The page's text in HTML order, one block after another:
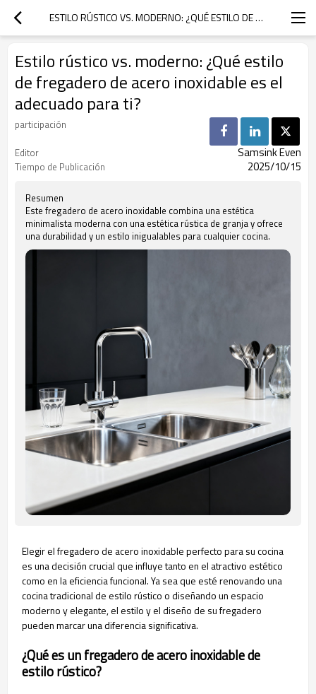
ESTILO RÚSTICO VS. MODERNO: ¿QUÉ ESTILO DE FREGADERO DE ACERO INOXIDABLE ES EL ADECUADO PARA TI?
Estilo rústico vs. moderno: ¿Qué estilo
de fregadero de acero inoxidable es el
adecuado para ti?
participación
Editor
Samsink Even
Tiempo de Publicación 2025/10/15
Resumen
Este fregadero de acero inoxidable combina una estética
minimalista moderna con una estética rústica de granja y ofrece
una durabilidad y un estilo inigualables para cualquier cocina.
Elegir el fregadero de acero inoxidable perfecto para su cocina
es una decisión crucial que influye tanto en el atractivo estético
como en la eficiencia funcional. Ya sea que esté renovando una
cocina tradicional de estilo rústico o diseñando un espacio
moderno y elegante, el estilo y el diseño de su fregadero
pueden marcar una diferencia significativa.
¿Qué es un fregadero de acero inoxidable de
estilo rústico?